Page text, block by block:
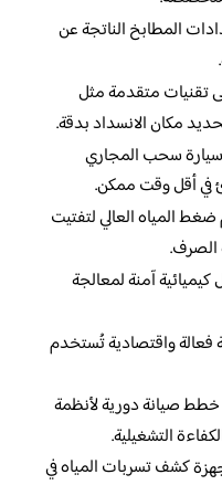
المطابخ الناتجة عن
تقنيات متقدمة مثل
مكان الانسداد بدقة.
سيارة سحب المجاري
في أقل وقت ممكن.
المياه العالي لتفتيت
الصرف.
كيميائية آمنة لمعالجة
فعالة واقتصادية تُستخدم
صيانة دورية لأنظمة
التشغيلية.
كشف تسربات المياه في